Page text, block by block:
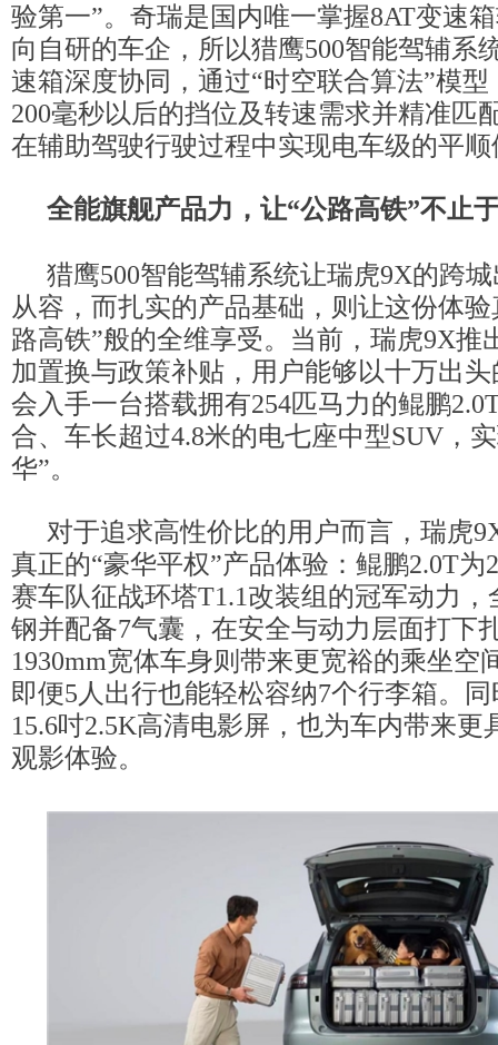
验第一”。奇瑞是国内唯一掌握8AT变速
向自研的车企，所以猎鹰500智能驾辅系
速箱深度协同，通过“时空联合算法”模
200毫秒以后的挡位及转速需求并精准匹
在辅助驾驶行驶过程中实现电车级的平顺
全能旗舰产品力，让“公路高铁”不止
猎鹰500智能驾辅系统让瑞虎9X的跨
从容，而扎实的产品基础，则让这份体
路高铁”般的全维享受。当前，瑞虎9X推
加置换与政策补贴，用户能够以十万出
会入手一台搭载拥有254匹马力的鲲鹏
合、车长超过4.8米的电七座中型SUV，
华”。
对于追求高性价比的用户而言，瑞虎
真正的“豪华平权”产品体验：鲲鹏2.0T为
赛车队征战环塔T1.1改装组的冠军动力，
钢并配备7气囊，在安全与动力层面打下
1930mm宽体车身则带来更宽裕的乘坐空
即便5人出行也能轻松容纳7个行李箱。
15.6吋2.5K高清电影屏，也为车内带来更
观影体验。